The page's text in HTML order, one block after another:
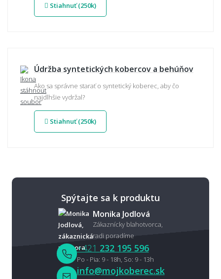
Stiahnuť (250k)
Údržba syntetických kobercov a behúňov
Ako sa správne starať o syntetický koberec, aby čo
najdlhšie vydržal?
Stiahnuť (250k)
Spýtajte sa k produktu
Monika Jodlová
Zákaznícky blahotvorca,
radi poradíme
+421 232 195 596
Po - Pia: 9 - 18h, So: 9 - 13h
info@mojkoberec.sk